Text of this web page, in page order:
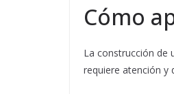
Cómo
La construcción de
requiere atención y